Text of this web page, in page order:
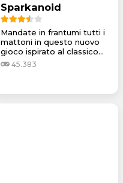
Sparkanoid
Mandate in frantumi tutti i
mattoni in questo nuovo
gioco ispirato al classico...
45.383